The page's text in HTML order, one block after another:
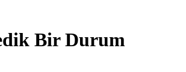
Bir Durum